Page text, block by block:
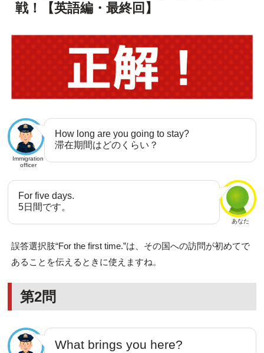
戦！【英語編・最終回】
Immigration
officer
How long are you going to stay?
滞在期間はどのくらい？
あなた
For five days.
5日間です。
誤答選択肢“For the first time.”は、その国への訪問が初めてで
あることを伝えるときに使えますね。
第2問
What brings you here?